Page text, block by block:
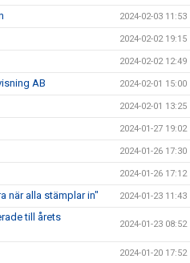
2024-02-03 11:53
2024-02-02 19:15
2024-02-02 12:49
AB 2024-02-01 15:00
2024-02-01 13:25
2024-01-27 19:02
2024-01-26 17:30
2024-01-26 17:12
när alla stämplar in" 2024-01-23 11:43
till årets
2024-01-23 08:52
2024-01-20 17:52